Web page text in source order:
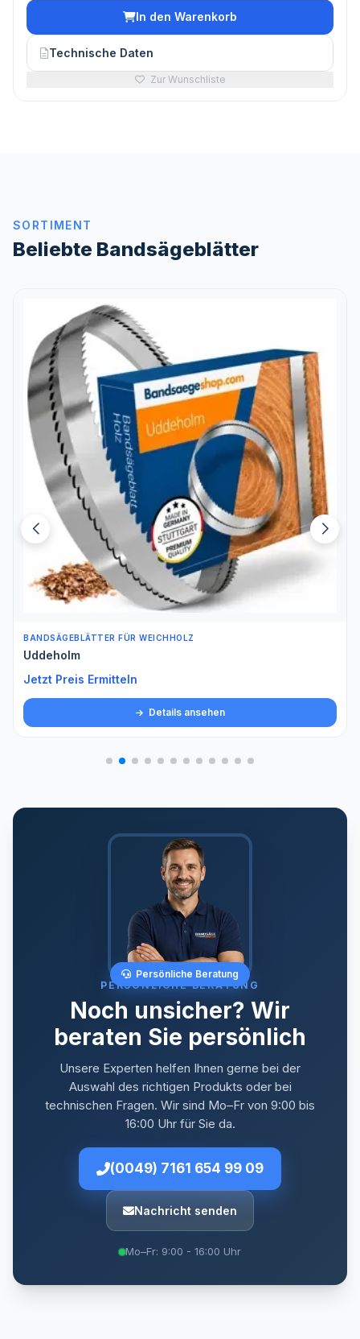
In den Warenkorb
Technische Daten
Zur Wunschliste
SORTIMENT
Beliebte Bandsägeblätter
BANDSÄGEBLÄTTER FÜR WEICHHOLZ
Uddeholm
Jetzt Preis Ermitteln
Details ansehen
Persönliche Beratung
PERSÖNLICHE BERATUNG
Noch unsicher? Wir
beraten Sie persönlich
Unsere Experten helfen Ihnen gerne bei der
Auswahl des richtigen Produkts oder bei
technischen Fragen. Wir sind Mo–Fr von 9:00 bis
16:00 Uhr für Sie da.
(0049) 7161 654 99 09
Nachricht senden
Mo–Fr: 9:00 - 16:00 Uhr